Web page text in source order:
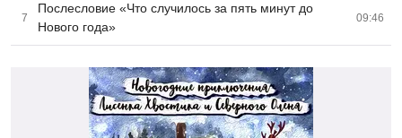
7
Послесловие «Что случилось за пять минут до
Нового года»
09:46